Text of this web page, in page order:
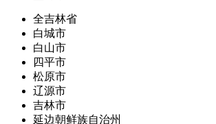
全吉林省
白城市
白山市
四平市
松原市
辽源市
吉林市
延边朝鲜族自治州